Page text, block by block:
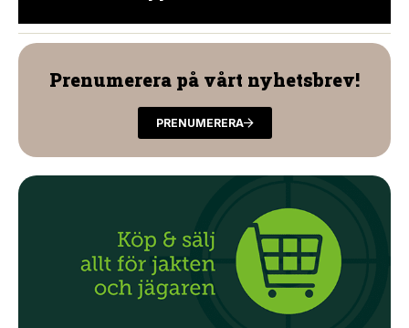
Prenumerera på vårt nyhetsbrev!
PRENUMERERA